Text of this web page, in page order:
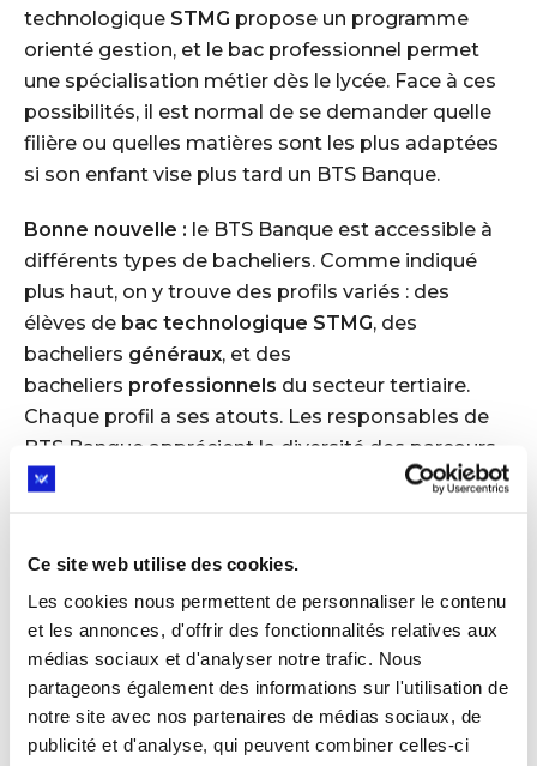
Ce site web utilise des cookies.
Les cookies nous permettent de personnaliser le contenu
et les annonces, d'offrir des fonctionnalités relatives aux
médias sociaux et d'analyser notre trafic. Nous
partageons également des informations sur l'utilisation de
notre site avec nos partenaires de médias sociaux, de
publicité et d'analyse, qui peuvent combiner celles-ci
technologique STMG propose un programme
orienté gestion, et le bac professionnel permet
une spécialisation métier dès le lycée. Face à ces
possibilités, il est normal de se demander quelle
filière ou quelles matières sont les plus adaptées
si son enfant vise plus tard un BTS Banque.
Bonne nouvelle : le BTS Banque est accessible à
différents types de bacheliers. Comme indiqué
plus haut, on y trouve des profils variés : des
élèves de bac technologique STMG, des
bacheliers généraux, et des
bacheliers professionnels du secteur tertiaire.
Chaque profil a ses atouts. Les responsables de
BTS Banque apprécient la diversité des parcours,
car cela enrichit la promotion et correspond
une équipe). Cependant, pour maximiser ses
chances d’admission, il est utile d’avoir suivi au
lycée des matières en cohérence avec les
attendus de la formation.
Pour les bacs généraux :l’alliance